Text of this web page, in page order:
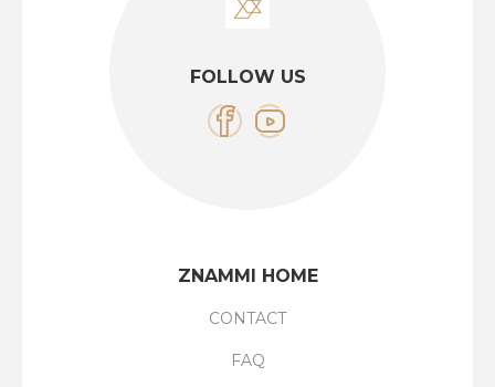
FOLLOW US
ZNAMMI HOME
CONTACT
FAQ